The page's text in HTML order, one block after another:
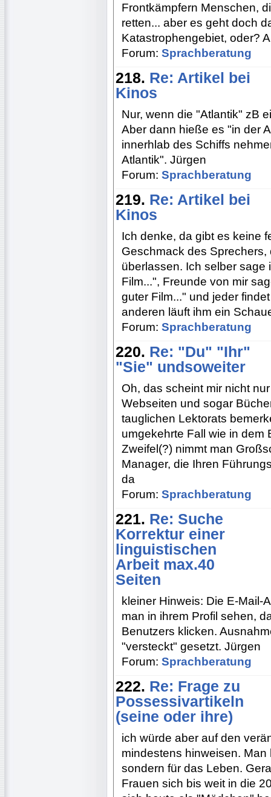
Frontkämpfern Menschen,
retten... aber es geht doch
Katastrophengebiet, oder?
Forum: Sprachberatung
218. Re: Artikel bei
Kinos
Nur, wenn die "Atlantik" zB
Aber dann hieße es "in der
innerhlab des Schiffs
Atlantik". Jürgen
Forum: Sprachberatung
219. Re: Artikel bei
Kinos
Ich denke, da gibt es keine
Geschmack des
überlassen. Ich selber sage
Film...", Freunde von mir
guter Film..." und jeder
anderen läuft ihm ein
Forum: Sprachberatung
220. Re: "Du" "Ihr"
"Sie" undsoweiter
Oh, das scheint mir nicht
Webseiten und sogar
tauglichen Lektorats
umgekehrte Fall wie in dem
Zweifel(?) nimmt man
Manager, die Ihren
da
Forum: Sprachberatung
221. Re: Suche
Korrektur einer
linguistischen
Arbeit max.40
Seiten
kleiner Hinweis: Die E-Mail-
man in ihrem Profil sehen,
Benutzers klicken.
"versteckt" gesetzt. Jürgen
Forum: Sprachberatung
222. Re: Frage zu
Possessivartikeln
(seine oder ihre)
ich würde aber auf den
mindestens hinweisen.
sondern für das Leben.
Frauen sich bis weit in die